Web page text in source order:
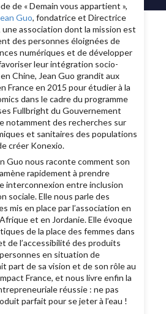
de « Demain vous appartient »,
Guo, fondatrice et Directrice
une association dont la mission est
des personnes éloignées de
numériques et de développer
leur intégration socio-
Chine, Jean Guo grandit aux
France en 2015 pour étudier à la
dans le cadre du programme
Fullbright du Gouvernement
notamment des recherches sur
et sanitaires des populations
créer Konexio.
Guo nous raconte comment son
rapidement à prendre
interconnexion entre inclusion
sociale. Elle nous parle des
mis en place par l’association en
et en Jordanie. Elle évoque
de la place des femmes dans
de l’accessibilité des produits
en situation de
part de sa vision et de son rôle au
France, et nous livre enfin la
réussie : ne pas
parfait pour se jeter à l’eau !